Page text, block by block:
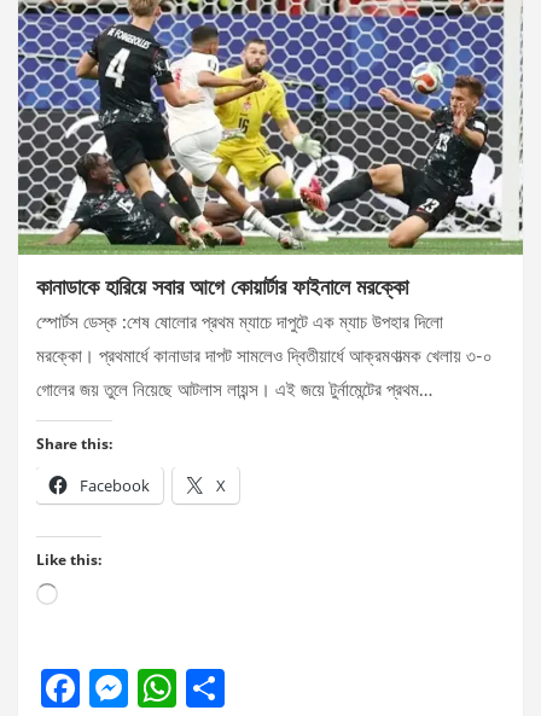
কানাডাকে হারিয়ে সবার আগে কোয়ার্টার ফাইনালে মরক্কো
স্পোর্টস ডেস্ক :শেষ ষোলোর প্রথম ম্যাচে দাপুটে এক ম্যাচ উপহার দিলো
মরক্কো। প্রথমার্ধে কানাডার দাপট সামলেও দ্বিতীয়ার্ধে আক্রমণাত্মক খেলায় ৩-০
গোলের জয় তুলে নিয়েছে আটলাস লায়ন্স। এই জয়ে টুর্নামেন্টের প্রথম…
Share this:
Facebook X
Like this:
Loading…
F
M W